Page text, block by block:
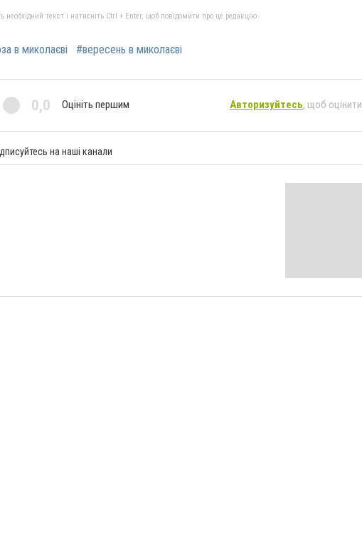
текст і натисніть Ctrl + Enter, щоб повідомити про це редакцію
в миколаєві #вересень в миколаєві
0,0 Оцініть першим Авторизуйтесь, щоб оцінити
на наші канали